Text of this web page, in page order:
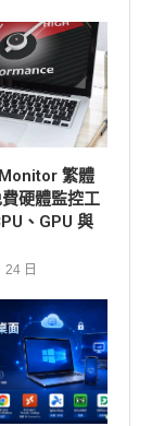
繁體
硬體監控工
、GPU 與
24 日